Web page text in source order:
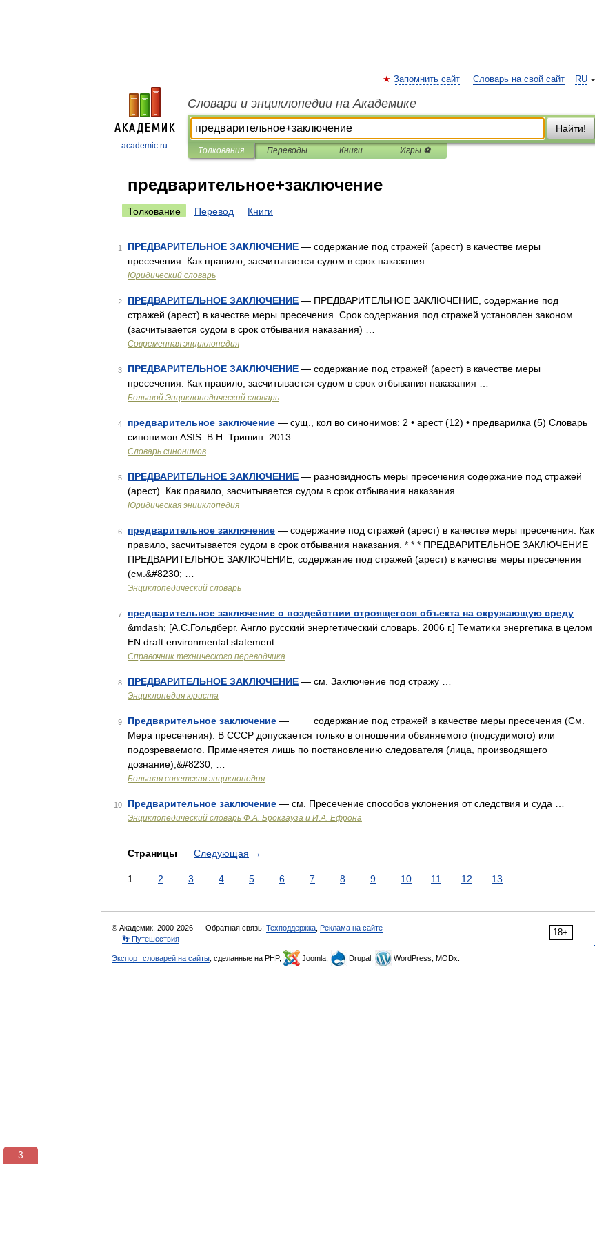
academic.ru
RU
Запомнить сайт Словарь на свой сайт
Словари и энциклопедии на Академике
Найти!
Толкования Переводы Книги Игры ⚽
предварительное+заключение
Толкование Перевод Книги
1 ПРЕДВАРИТЕЛЬНОЕ ЗАКЛЮЧЕНИЕ — содержание под стражей (арест) в качестве меры
пресечения. Как правило, засчитывается судом в срок наказания …
Юридический словарь
2 ПРЕДВАРИТЕЛЬНОЕ ЗАКЛЮЧЕНИЕ — ПРЕДВАРИТЕЛЬНОЕ ЗАКЛЮЧЕНИЕ, содержание под
стражей (арест) в качестве меры пресечения. Срок содержания под стражей установлен законом
(засчитывается судом в срок отбывания наказания) …
Современная энциклопедия
3 ПРЕДВАРИТЕЛЬНОЕ ЗАКЛЮЧЕНИЕ — содержание под стражей (арест) в качестве меры
пресечения. Как правило, засчитывается судом в срок отбывания наказания …
Большой Энциклопедический словарь
4 предварительное заключение — сущ., кол во синонимов: 2 • арест (12) • предварилка (5) Словарь
синонимов ASIS. В.Н. Тришин. 2013 …
Словарь синонимов
5 ПРЕДВАРИТЕЛЬНОЕ ЗАКЛЮЧЕНИЕ — разновидность меры пресечения содержание под стражей
(арест). Как правило, засчитывается судом в срок отбывания наказания …
Юридическая энциклопедия
6 предварительное заключение — содержание под стражей (арест) в качестве меры пресечения. Как
правило, засчитывается судом в срок отбывания наказания. * * * ПРЕДВАРИТЕЛЬНОЕ ЗАКЛЮЧЕНИЕ
ПРЕДВАРИТЕЛЬНОЕ ЗАКЛЮЧЕНИЕ, содержание под стражей (арест) в качестве меры пресечения
(см.&#8230; …
Энциклопедический словарь
7 предварительное заключение о воздействии строящегося объекта на окружающую среду —
&mdash; [А.С.Гольдберг. Англо русский энергетический словарь. 2006 г.] Тематики энергетика в целом
EN draft environmental statement …
Справочник технического переводчика
8 ПРЕДВАРИТЕЛЬНОЕ ЗАКЛЮЧЕНИЕ — см. Заключение под стражу …
Энциклопедия юриста
9 Предварительное заключение — содержание под стражей в качестве меры пресечения (См.
Мера пресечения). В СССР допускается только в отношении обвиняемого (подсудимого) или
подозреваемого. Применяется лишь по постановлению следователя (лица, производящего
дознание),&#8230; …
Большая советская энциклопедия
10 Предварительное заключение — см. Пресечение способов уклонения от следствия и суда …
Энциклопедический словарь Ф.А. Брокгауза и И.А. Ефрона
Страницы Следующая →
1 2 3 4 5 6 7 8 9 10 11 12 13
18+
© Академик, 2000-2026 Обратная связь: Техподдержка Реклама на сайте
👣 Путешествия
Экспорт словарей на сайты , сделанные на PHP, Joomla, Drupal, WordPress, MODx.
3